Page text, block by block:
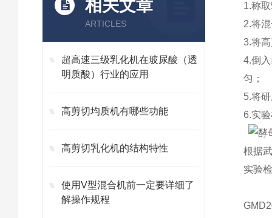
相关文章
ARTICLES
超高速三级乳化机在玻尿酸（透
明质酸）行业的应用
高剪切均质机有哪些功能
高剪切乳化机的结构特性
使用V型混合机前一定要详细了
解操作规程
1.称
2.将
3.将
4.倒
匀；
5.将
6.实
根据
实验